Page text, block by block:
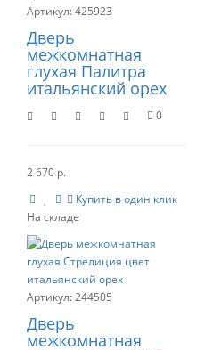
425923
Дверь
межкомнатная
глухая Палитра
итальянский орех
0
2 670 р.
Купить в один клик
244505
Дверь
межкомнатная